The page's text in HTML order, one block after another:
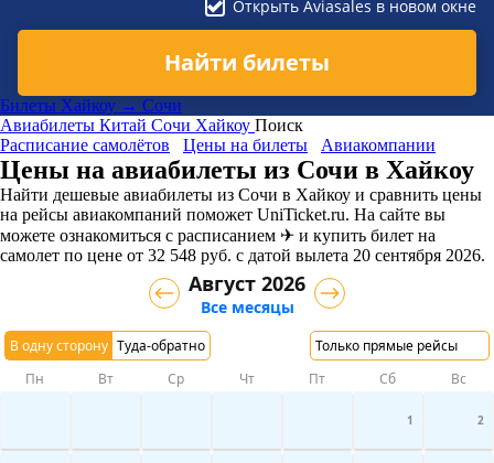
Открыть Aviasales в новом окне
Найти билеты
Билеты Хайкоу → Сочи
Авиабилеты Китай Сочи Хайкоу Поиск
Расписание самолётов
Цены на билеты Авиакомпании
Цены на авиабилеты из Сочи в Хайкоу
Найти дешевые авиабилеты из Сочи в Хайкоу и сравнить цены
на рейсы авиакомпаний поможет UniTicket.ru. На сайте вы
можете ознакомиться с расписанием ✈ и купить билет на
самолет по цене от 32 548 руб. с датой вылета 20 сентября 2026.
В одну сторону Туда-обратно Только прямые рейсы
Август 2026
Все месяцы
Пн Вт Ср Чт Пт Сб Вс
1 2